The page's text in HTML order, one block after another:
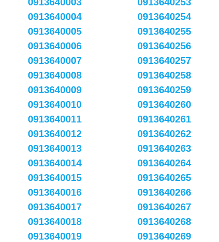
0913640004
0913640005
0913640006
0913640007
0913640008
0913640009
0913640010
0913640011
0913640012
0913640013
0913640014
0913640015
0913640016
0913640017
0913640018
0913640019
0913640254
0913640255
0913640256
0913640257
0913640258
0913640259
0913640260
0913640261
0913640262
0913640263
0913640264
0913640265
0913640266
0913640267
0913640268
0913640269